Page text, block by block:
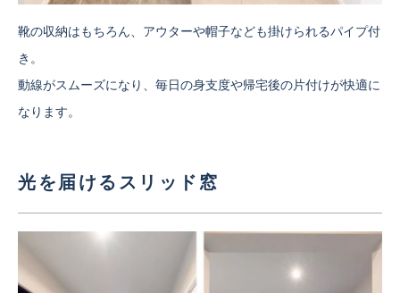
靴の収納はもちろん、アウターや帽子なども掛けられるパイプ付
き。
動線がスムーズになり、毎日の身支度や帰宅後の片付けが快適に
なります。
光を届けるスリッド窓